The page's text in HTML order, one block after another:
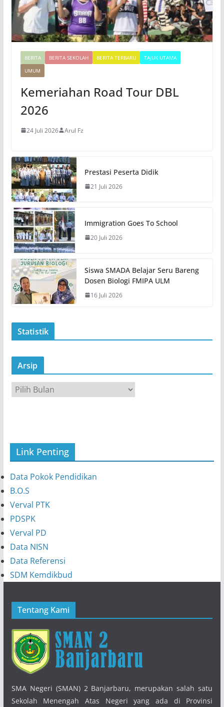
BERITA BERITA SEKOLAH BERITA TERBARU
TAJUK UTAMA
UMUM
Kemeriahan Road Tour DBL
2026
24 Juli 2026 Arul Fz
Prestasi Peserta Didik
21 Juli 2026
Immigration Goes To School
20 Juli 2026
Siswa SMADA Belajar Seru Bareng
Dosen Biologi FMIPA ULM
16 Juli 2026
Statistik
Arsip
r
Link Penting
Data Pokok Pendidikan
B.O.S
Verval PTK
PDSPK
Verval PD
Data NISN
Data Referensi
SDM Kemdikbud
Tentang Kami
SMA Negeri (SMAN) 2 Banjarbaru, merupakan salah satu
Sekolah Menengah Atas Negeri yang ada di Provinsi